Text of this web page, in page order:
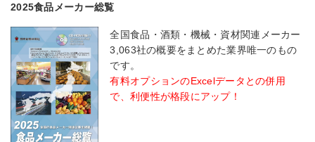
2025食品メーカー総覧
全国食品・酒類・機械・資材関連メーカー
3,063社の概要をまとめた業界唯一のもの
です。
有料オプションのExcelデータとの併用
で、利便性が格段にアップ！